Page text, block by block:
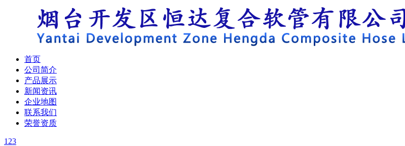
首页
公司简介
产品展示
新闻资讯
企业地图
联系我们
荣誉资质
1 23